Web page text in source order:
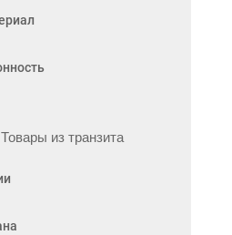
Товары из транзита